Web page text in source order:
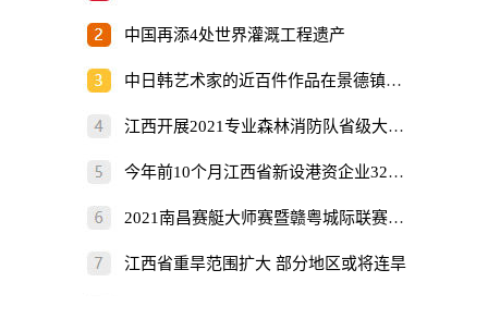
中国再添4处世界灌溉工程遗产
中日韩艺术家的近百件作品在景德镇展出
江西开展2021专业森林消防队省级大比武
今年前10个月江西省新设港资企业325家
2021南昌赛艇大师赛暨赣粤城际联赛开赛
江西省重旱范围扩大 部分地区或将连旱